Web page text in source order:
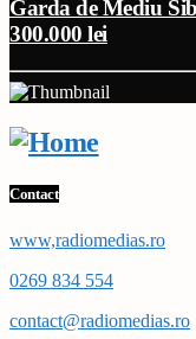
Garda de Mediu
300.000 lei
Contact
www,radiomedias.ro
0269 834 554
contact@radiomedias.ro